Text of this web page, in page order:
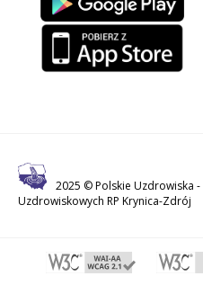
2025 © Polskie Uzdrowiska -
Uzdrowiskowych RP Krynica-Zdrój